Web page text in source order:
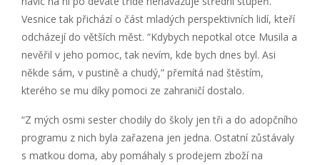
Vesnice tak přichází o část mladých perspektivních lidí, kteří
odcházejí do větších měst. “Kdybych nepotkal otce Musila a
nevěřil v jeho pomoc, tak nevím, kde bych dnes byl. Asi
někde sám, v pustině a chudý,” přemítá nad štěstím,
kterého se mu díky pomoci ze zahraničí dostalo.
“Z mých osmi sester chodily do školy jen tři a do adopčního
programu z nich byla zařazena jen jedna. Ostatní zůstávaly
s matkou doma, aby pomáhaly s prodejem zboží na